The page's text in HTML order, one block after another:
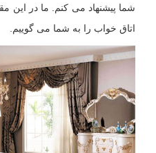
شما پیشنهاد می کنم. ما در این
اتاق خواب را به شما می گوییم.